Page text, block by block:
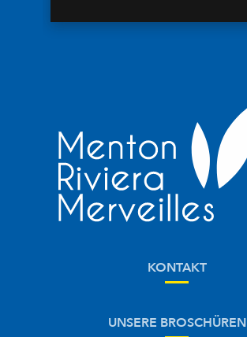
KONTAKT
UNSERE BROSCHÜREN